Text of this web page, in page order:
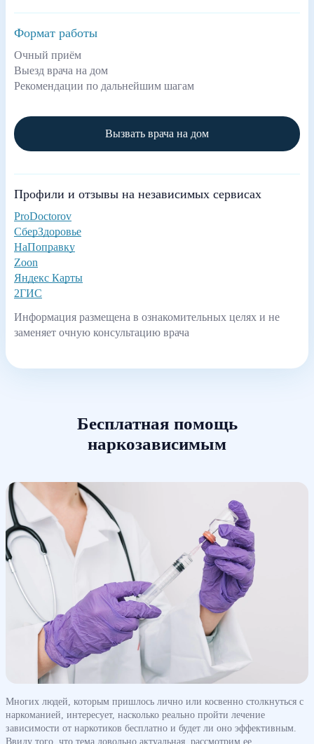
Формат работы
Очный приём
Выезд врача на дом
Рекомендации по дальнейшим шагам
Вызвать врача на дом
Профили и отзывы на независимых сервисах
ProDoctorov
СберЗдоровье
НаПоправку
Zoon
Яндекс Карты
2ГИС
Информация размещена в ознакомительных целях и не
заменяет очную консультацию врача
Бесплатная помощь
наркозависимым
Многих людей, которым пришлось лично или косвенно столкнуться с
наркоманией, интересует, насколько реально пройти лечение
зависимости от наркотиков бесплатно и будет ли оно эффективным.
Ввиду того, что тема довольно актуальная, рассмотрим ее